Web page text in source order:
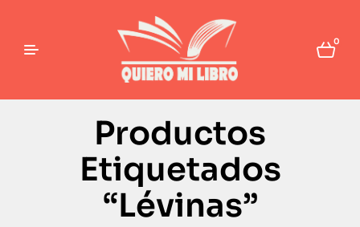
0
Productos
Etiquetados
“Lévinas”